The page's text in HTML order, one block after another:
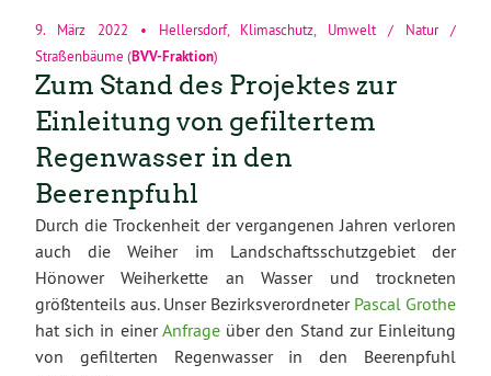
9. März 2022 • Hellersdorf, Klimaschutz
Umwelt / Natur /
Straßenbäume (BVV-Fraktion)
Zum Stand des Projektes zur
Einleitung von gefiltertem
Regenwasser in den
Beerenpfuhl
Durch die Trockenheit der vergangenen Jahren verloren
auch die Weiher im Landschaftsschutzgebiet der
Hönower Weiherkette an Wasser und trockneten
größtenteils aus. Unser Bezirksverordneter Pascal Grothe
hat sich in einerAnfrageüber den Stand zur Einleitung
von gefilterten Regenwasser in den Beerenpfuhl